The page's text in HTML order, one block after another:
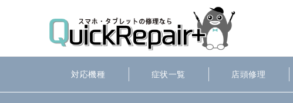
対応機種 症状一覧 店頭修理